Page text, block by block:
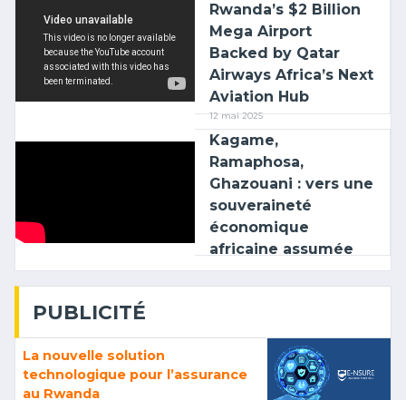
Rwanda’s $2 Billion
Mega Airport
Backed by Qatar
Airways Africa’s Next
Aviation Hub
12 mai 2025
Kagame,
Ramaphosa,
Ghazouani : vers une
souveraineté
économique
africaine assumée
PUBLICITÉ
La nouvelle solution
technologique pour l’assurance
au Rwanda